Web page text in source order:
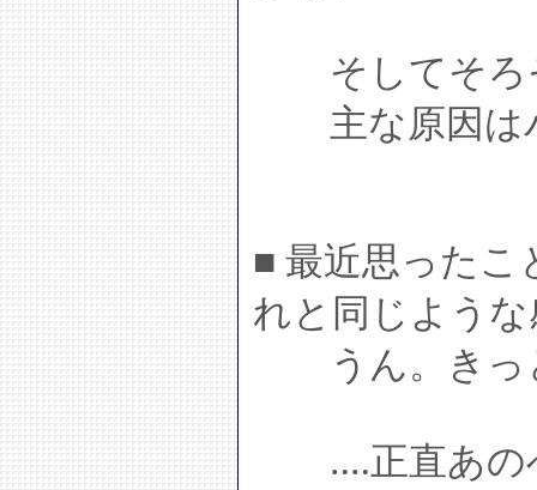
そしてそろ
主な原因は
■ 最近思ったこ
れと同じよう
うん。きっ
‥‥正直あの